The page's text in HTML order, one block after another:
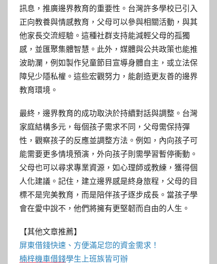
訊息，推廣邊界教育的重要性。台灣許多學校已引入
正向教養與情感教育，父母可以參與相關活動，與其
他家長交流經驗。這種社群支持能減輕父母的孤獨
感，並匯聚集體智慧。此外，媒體與公共政策也能推
波助瀾，例如製作兒童節目宣導身體自主，或立法保
障兒少隱私權。這些宏觀努力，能創造更友善的邊界
教育環境。
最終，邊界教育的成功取決於持續對話與調整。台灣
家庭結構多元，每個孩子需求不同，父母需保持彈
性，觀察孩子的反應並調整方法。例如，內向孩子可
能需要更多情境預演，外向孩子則需學習暫停衝動。
父母也可以尋求專業資源，如心理師或教練，獲得個
人化建議。記住，建立邊界感是終身旅程，父母的目
標不是完美教育，而是陪伴孩子逐步成長。當孩子學
會在愛中說不，他們將擁有更堅韌而自由的人生。
【其他文章推薦】
屏東借錢快速、方便滿足您的資金需求！
楠梓機車借錢學生上班族皆可辦